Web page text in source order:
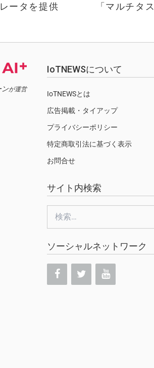
ータを提供
「マルチタ
ンが運営
IoTNEWSについて
IoTNEWSとは
広告掲載・タイアップ
プライバシーポリシー
特定商取引法に基づく表示
お問合せ
サイト内検索
ソーシャルネットワーク